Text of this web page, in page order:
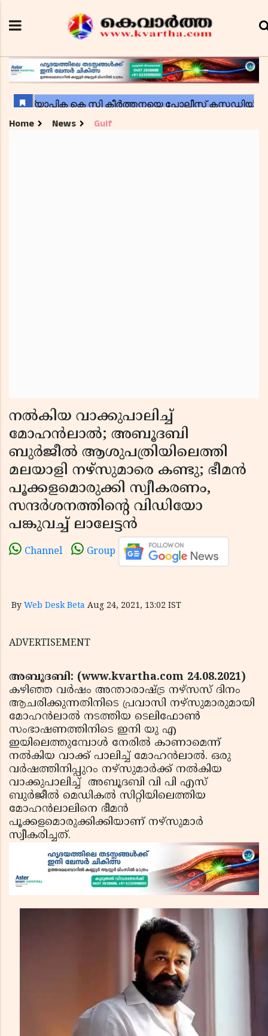
Home News Gulf
നല്‍കിയ വാക്കുപാലിച്ച്
മോഹന്‍ലാല്‍; അബൂദബി
ബുര്‍ജീല്‍ ആശുപത്രിയിലെത്തി
മലയാളി നഴ്‌സുമാരെ കണ്ടു; ഭീമന്‍
പൂക്കളമൊരുക്കി സ്വീകരണം,
സന്ദര്‍ശനത്തിന്റെ വിഡിയോ
പങ്കുവച്ച് ലാലേട്ടന്‍
Channel Group
By Web Desk Beta Aug 24, 2021, 13:02 IST
ADVERTISEMENT
അബൂദബി: (www.kvartha.com 24.08.2021)
കഴിഞ്ഞ വര്‍ഷം അന്താരാഷ്ട്ര നഴ്‌സസ് ദിനം
ആചരിക്കുന്നതിനിടെ പ്രവാസി നഴ്‌സുമാരുമായി
മോഹന്‍ലാല്‍ നടത്തിയ ടെലിഫോണ്‍
സംഭാഷണത്തിനിടെ ഇനി യു എ
ഇയിലെത്തുമ്പോള്‍ നേരില്‍ കാണാമെന്ന്
നല്‍കിയ വാക്ക് പാലിച്ച് മോഹന്‍ലാല്‍. ഒരു
വര്‍ഷത്തിനിപ്പുറം നഴ്സുമാര്‍ക്ക് നല്‍കിയ
വാക്കുപാലിച്ച് അബൂദബി വി പി എസ്
ബുര്‍ജീല്‍ മെഡികല്‍ സിറ്റിയിലെത്തിയ
മോഹന്‍ലാലിനെ ഭീമന്‍
പൂക്കളമൊരുക്കിക്കിയാണ് നഴ്സുമാര്‍
സ്വീകരിച്ചത്.